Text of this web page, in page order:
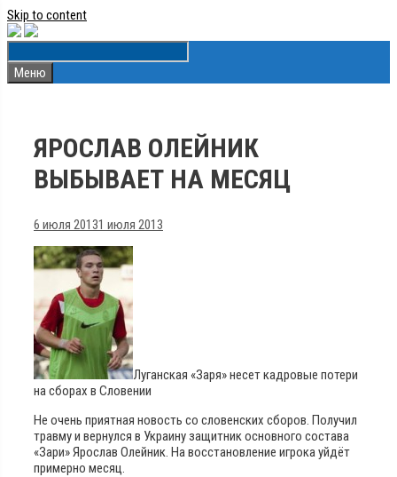
Skip to content
Меню
ЯРОСЛАВ ОЛЕЙНИК
ВЫБЫВАЕТ НА МЕСЯЦ
6 июля 20131 июля 2013
Луганская «Заря» несет кадровые потери
на сборах в Словении
Не очень приятная новость со словенских сборов. Получил
травму и вернулся в Украину защитник основного состава
«Зари» Ярослав Олейник. На восстановление игрока уйдёт
примерно месяц.